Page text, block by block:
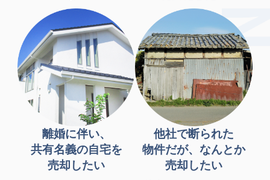
離婚に伴い、
共有名義の自宅を
売却したい
他社で断られた
物件だが、なんとか
売却したい